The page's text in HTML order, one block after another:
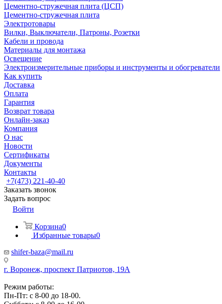
Цементно-стружечная плита (ЦСП)
Цементно-стружечная плита
Электротовары
Вилки, Выключатели, Патроны, Розетки
Кабели и провода
Материалы для монтажа
Освещение
Электроизмерительные приборы и инструменты и обогреватели
Как купить
Доставка
Оплата
Гарантия
Возврат товара
Онлайн-заказ
Компания
О нас
Новости
Сертификаты
Документы
Контакты
+7(473) 221-40-40
Заказать звонок
Задать вопрос
Войти
Корзина0
Избранные товары0
shifer-baza@mail.ru
г. Воронеж, проспект Патриотов, 19А
Режим работы:
Пн-Пт: с 8-00 до 18-00.